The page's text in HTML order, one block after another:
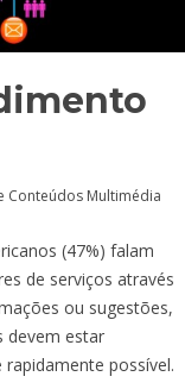
Conteúdos Multimédia
(47%) falam
de serviços através
ou sugestões,
devem estar
possível.